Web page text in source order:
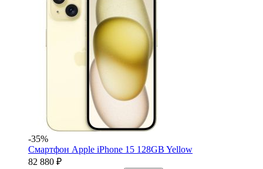
-35%
Смартфон Apple iPhone 15 128GB Yellow
82 880 ₽